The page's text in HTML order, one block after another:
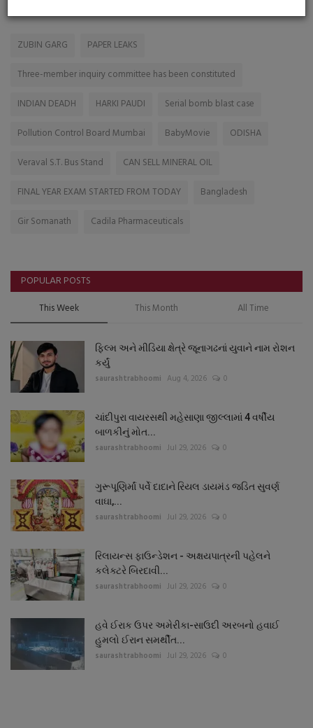
ZUBIN GARG
PAPER LEAKS
Three-member inquiry committee has been constituted
INDIAN DEADH
HARKI PAUDI
Serial bomb blast case
Pollution Control Board Mumbai
BabyMovie
ODISHA
Veraval S.T. Bus Stand
CAN SELL MINERAL OIL
FINAL YEAR EXAM STARTED FROM TODAY
Bangladesh
Gir Somanath
Cadila Pharmaceuticals
POPULAR POSTS
This Week This Month All Time
ફિલ્મ અને મીડિયા ક્ષેત્રે જૂનાગઢનાં યુવાને નામ રોશન
કર્યું
saurashtrabhoomi Aug 4, 2026 0
ચાંદીપુરા વાયરસથી મહેસાણા જીલ્લામાં 4 વર્ષીય
બાળકીનું મોત...
saurashtrabhoomi Jul 29, 2026 0
ગુરૂપૂણિર્માં પર્વે દાદાને રિયલ ડાયમંડ જડિત સુવર્ણ
વાઘા,...
saurashtrabhoomi Jul 29, 2026 0
રિલાયન્સ ફાઉન્ડેશન - અક્ષયપાત્રની પહેલને
કલેક્ટરે બિરદાવી...
saurashtrabhoomi Jul 29, 2026 0
હવે ઈરાક ઉપર અમેરીકા-સાઉદી અરબનો હવાઈ
હુમલો ઈરાન સમર્થીત...
saurashtrabhoomi Jul 29, 2026 0